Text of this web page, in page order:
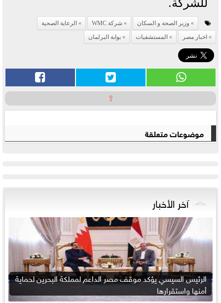
للشركة.
وزير الصحة و السكان شركة WMC
الرعاية الصحية
اخبار مصر
المستشفيات بوابة البرلمان
⇧
موضوعات متعلقة
آخر الأخبار
الرئيس السيسي يؤكد موقف مصر الداعم لمملكة البحرين لحماية
أمنها واستقرارها